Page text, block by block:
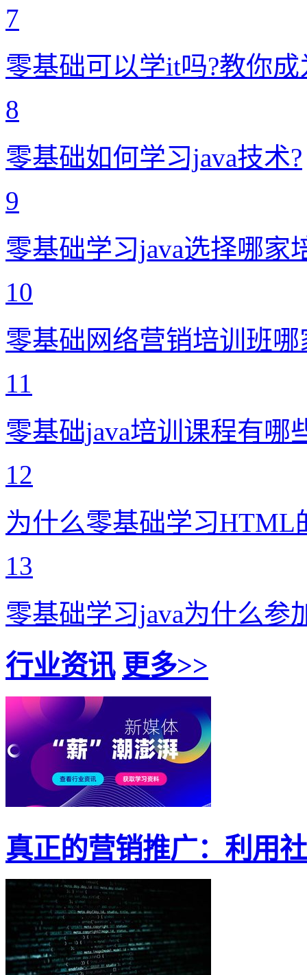
7
零基础可以学it吗?教你
8
零基础如何学习java技术?
9
零基础学习java选择哪家
10
零基础网络营销培训班哪
11
零基础java培训课程有哪
12
为什么零基础学习HTML
13
零基础学习java为什么参
行业资讯 更多>>
真正的营销推广：利用